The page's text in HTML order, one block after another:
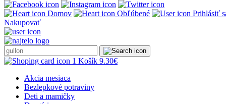
Domov Obľúbené Prihlásiť
Nakupovať
1 Košík 9.30€
Akcia mesiaca
Bezlepkové potraviny
Deti a mamičky